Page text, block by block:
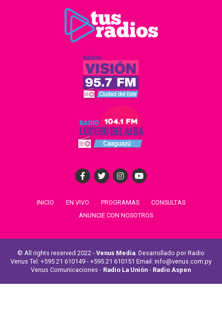
INICIO EN VIVO PROGRAMAS
CONSULTAS
ANUNCIE CON NOSOTROS
© All rights reserved 2022 - Venus Media. Desarrollado por Radio
Venus Tel: +595 21 610149 - +595 21 610151 Email: info@venus.com.py
Venus Comunicaciones - Radio La Unión - Radio Aspen